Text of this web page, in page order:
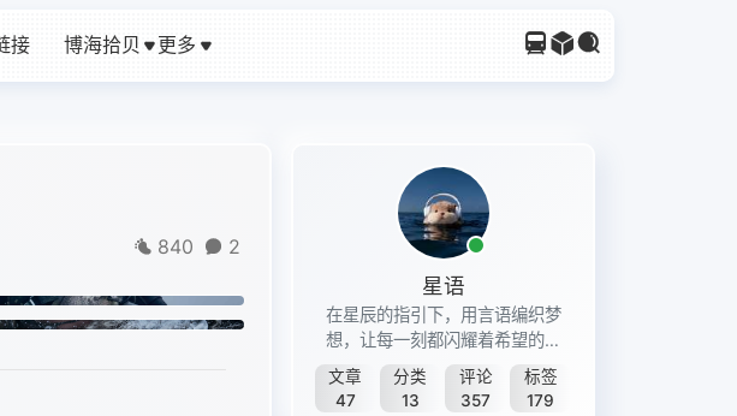
接 博海拾贝 更多
840 2
星语
在星辰的指引下，用言语编织梦
想，让每一刻都闪耀着希望的光
芒。
文章
47
分类
13
评论
357
标签
179